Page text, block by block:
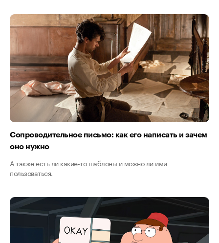
Сопроводительное письмо: как его написать и зачем
оно нужно
А также есть ли какие-то шаблоны и можно ли ими
пользоваться.